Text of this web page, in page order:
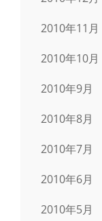
2010年11月
2010年10月
2010年9月
2010年8月
2010年7月
2010年6月
2010年5月